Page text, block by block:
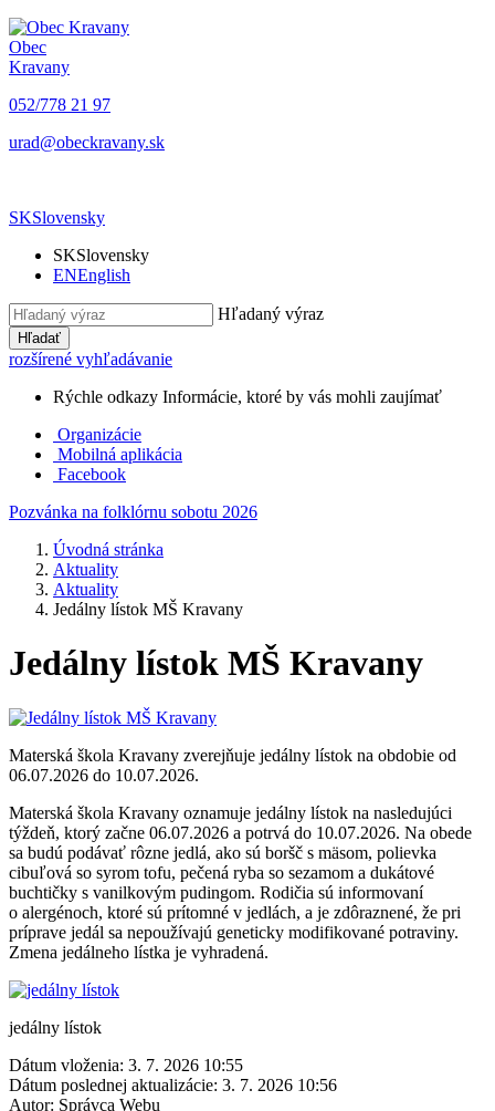
Obec
Kravany
052/778 21 97
urad@obeckravany.sk
SKSlovensky
SKSlovensky
ENEnglish
Hľadaný výraz
Hľadať
rozšírené vyhľadávanie
Rýchle odkazy Informácie, ktoré by vás mohli zaujímať
Organizácie
Mobilná aplikácia
Facebook
Pozvánka na folklórnu sobotu 2026
Úvodná stránka
Aktuality
Aktuality
Jedálny lístok MŠ Kravany
Jedálny lístok MŠ Kravany
Materská škola Kravany zverejňuje jedálny lístok na obdobie od
06.07.2026 do 10.07.2026.
Materská škola Kravany oznamuje jedálny lístok na nasledujúci
týždeň, ktorý začne 06.07.2026 a potrvá do 10.07.2026. Na obede
sa budú podávať rôzne jedlá, ako sú boršč s mäsom, polievka
cibuľová so syrom tofu, pečená ryba so sezamom a dukátové
buchtičky s vanilkovým pudingom. Rodičia sú informovaní
o alergénoch, ktoré sú prítomné v jedlách, a je zdôraznené, že pri
príprave jedál sa nepoužívajú geneticky modifikované potraviny.
Zmena jedálneho lístka je vyhradená.
jedálny lístok
Dátum vloženia: 3. 7. 2026 10:55
Dátum poslednej aktualizácie: 3. 7. 2026 10:56
Autor: Správca Webu